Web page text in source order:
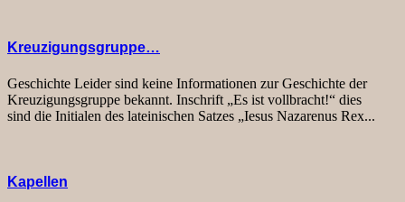
Kreuzigungsgruppe…
Geschichte Leider sind keine Informationen zur Geschichte der
Kreuzigungsgruppe bekannt. Inschrift „Es ist vollbracht!“ dies
sind die Initialen des lateinischen Satzes „Iesus Nazarenus Rex...
Kapellen